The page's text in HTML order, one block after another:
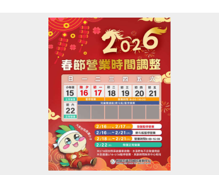
◆ 需本人親自前來領取
◆ 不可委託他人代領
持續運動不僅讓身體更健康，
還能感受滿滿的鼓勵與心意
-洽詢專線：03-2639066 #112
-官網 :
https://www.lzsports.com.tw/zh_TW/news/pageID/1/
-FB : 桃園市蘆竹國民運動中心
-IG : @luzhusports